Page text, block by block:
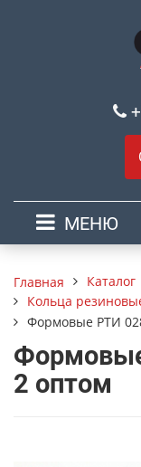
МЕНЮ
Главная Каталог
Кольца
Формовые РТИ
2 оптом